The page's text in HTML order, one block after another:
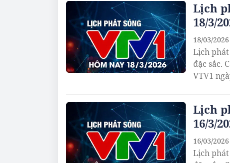
Lịch
18/3/
Lịch
đặc sắc.
VTV1
18/03/
Lịch
16/3/
Lịch
16/03/